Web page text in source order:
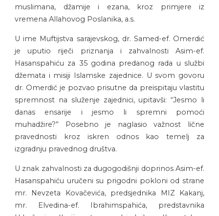
muslimana, džamije i ezana, kroz primjere iz
vremena Allahovog Poslanika, a.s.
U ime Muftijstva sarajevskog, dr. Samed-ef. Omerdić
je uputio riječi priznanja i zahvalnosti Asim-ef.
Hasanspahiću za 35 godina predanog rada u službi
džemata i misiji Islamske zajednice. U svom govoru
dr. Omerdić je pozvao prisutne da preispitaju vlastitu
spremnost na služenje zajednici, upitavši: “Jesmo li
danas ensarije i jesmo li spremni pomoći
muhadžire?” Posebno je naglasio važnost lične
pravednosti kroz iskren odnos kao temelj za
izgradnju pravednog društva.
U znak zahvalnosti za dugogodišnji doprinos Asim-ef.
Hasanspahiću uručeni su prigodni pokloni od strane
mr. Nevzeta Kovačevića, predsjednika MIZ Kakanj,
mr. Elvedina-ef. Ibrahimspahića, predstavnika